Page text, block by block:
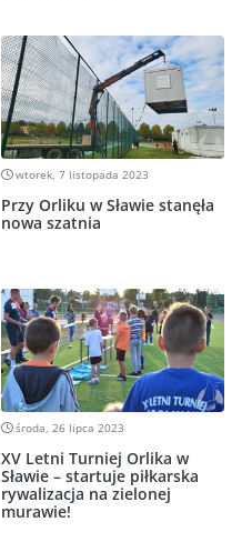
wtorek, 7 listopada 2023
Przy Orliku w Sławie stanęła
nowa szatnia
środa, 26 lipca 2023
XV Letni Turniej Orlika w
Sławie – startuje piłkarska
rywalizacja na zielonej
murawie!